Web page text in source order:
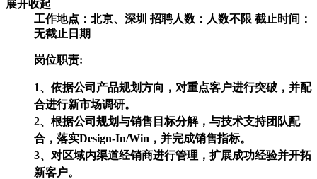
展开收起
工作地点：北京、深圳
招聘人数：人数不限 截止时间：
无截止日期
岗位职责:
1、依据公司产品规划方向，对重点客户进行突破，并配
合进行新市场调研。
2、根据公司规划与销售目标分解，与技术支持团队配
合，落实Design-In/Win，并完成销售指标。
3、对区域内渠道经销商进行管理，扩展成功经验并开拓
新客户。